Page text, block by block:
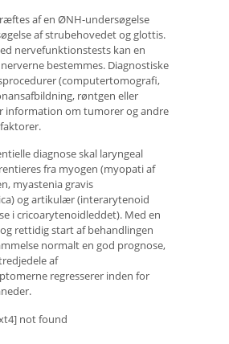
af en ØNH-undersøgelse
af strubehovedet og glottis.
nervefunktionstests kan en
bestemmes. Diagnostiske
(computertomografi,
røntgen eller
information om tumorer og andre
diagnose skal laryngeal
fra myogen (myopati af
myastenia gravis
og artikulær (interarytenoid
i cricoarytenoidleddet). Med en
rettidig start af behandlingen
normalt en god prognose,
af
regresserer inden for
not found